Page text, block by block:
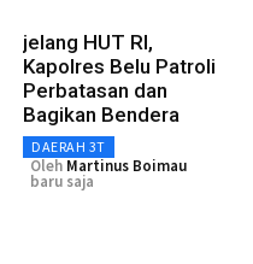
jelang HUT RI,
Kapolres Belu Patroli
Perbatasan dan
Bagikan Bendera
DAERAH 3T
Oleh Martinus Boimau
baru saja